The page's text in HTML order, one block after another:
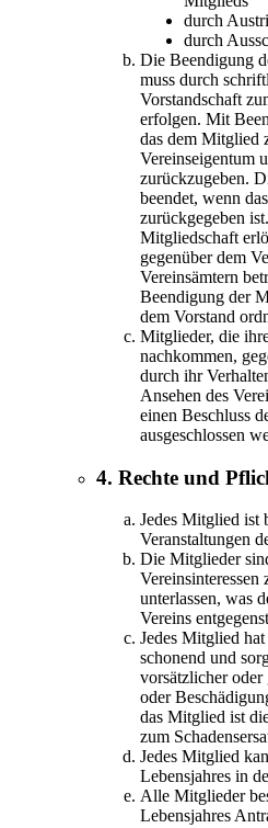
durch
durch
Die Beendigung
muss durch
Vorstandschaft
erfolgen. Mit
das dem Mitglied
Vereinseigentum
zurückzugeben.
beendet, wenn
zurückgegeben
Mitgliedschaft
gegenüber dem
Vereinsämtern
Beendigung der
dem Vorstand
Mitglieder, die
nachkommen,
durch ihr
Ansehen des
einen Beschluss
ausgeschlossen
4. Rechte und
Jedes Mitglied ist
Veranstaltungen
Die Mitglieder
Vereinsinteressen
unterlassen, was
Vereins
Jedes Mitglied
schonend und
vorsätzlicher
oder
das Mitglied ist
zum
Jedes Mitglied
Lebensjahres in
Alle Mitglieder
Lebensjahres